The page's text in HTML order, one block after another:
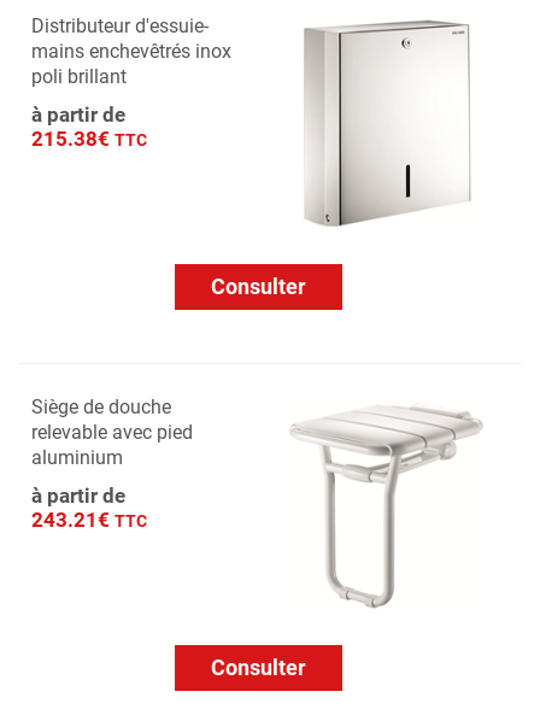
Distributeur d'essuie-
mains enchevêtrés inox
poli brillant
à partir de
215.38€ TTC
Consulter
Siège de douche
relevable avec pied
aluminium
à partir de
243.21€ TTC
Consulter